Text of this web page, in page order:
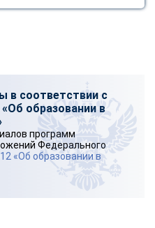
в соответствии с
образовании в
программ
Федерального
«Об образовании в